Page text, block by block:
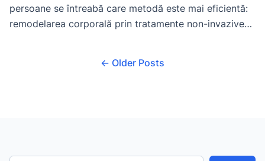
persoane se întreabă care metodă este mai eficientă:
remodelarea corporală prin tratamente non-invazive
antrenamentele la sală sunt cunoscute pentru
← Older Posts